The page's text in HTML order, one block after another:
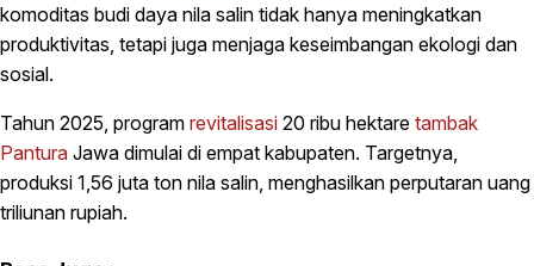
komoditas budi daya nila salin tidak hanya meningkatkan
produktivitas, tetapi juga menjaga keseimbangan ekologi dan
sosial.
Tahun 2025, program revitalisasi 20 ribu hektare tambak
Pantura Jawa dimulai di empat kabupaten. Targetnya,
produksi 1,56 juta ton nila salin, menghasilkan perputaran uang
triliunan rupiah.